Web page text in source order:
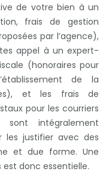
de votre bien à un
frais de gestion
par l’agence),
appel à un expert-
(honoraires pour
de la
et les frais de
pour les courriers
intégralement
les justifier avec des
et due forme. Une
donc essentielle.